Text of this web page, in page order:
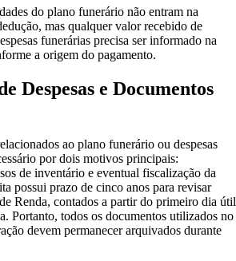
do plano funerário não entram na
mas qualquer valor recebido de
funerárias precisa ser informado na
a origem do pagamento.
Despesas e Documentos
ao plano funerário ou despesas
por dois motivos principais:
de inventário e eventual fiscalização da
possui prazo de cinco anos para revisar
Renda, contados a partir do primeiro dia útil
Portanto, todos os documentos utilizados no
devem permanecer arquivados durante